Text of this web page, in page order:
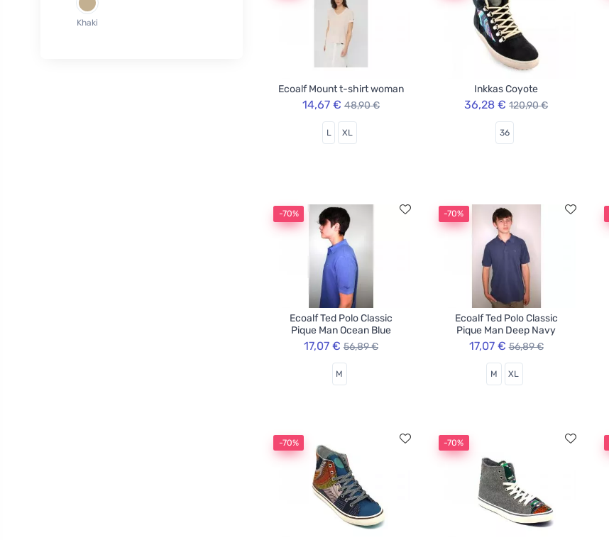
L
XL
Khaki
Ecoalf Mount t-shirt woman
14,67 € 48,90 €
L XL
Inkkas Coyote
36,28 € 120,90 €
36
-70%
Ecoalf Ted Polo Classic
Pique Man Ocean Blue
17,07 € 56,89 €
M
-70%
Ecoalf Ted Polo Classic
Pique Man Deep Navy
17,07 € 56,89 €
M XL
-70% -70%